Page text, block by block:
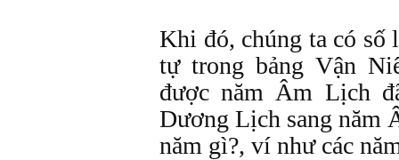
Khi đó, chúng ta có số
tự trong bảng Vận
được năm Âm Lịch
Dương Lịch sang năm
năm gì?, ví như các